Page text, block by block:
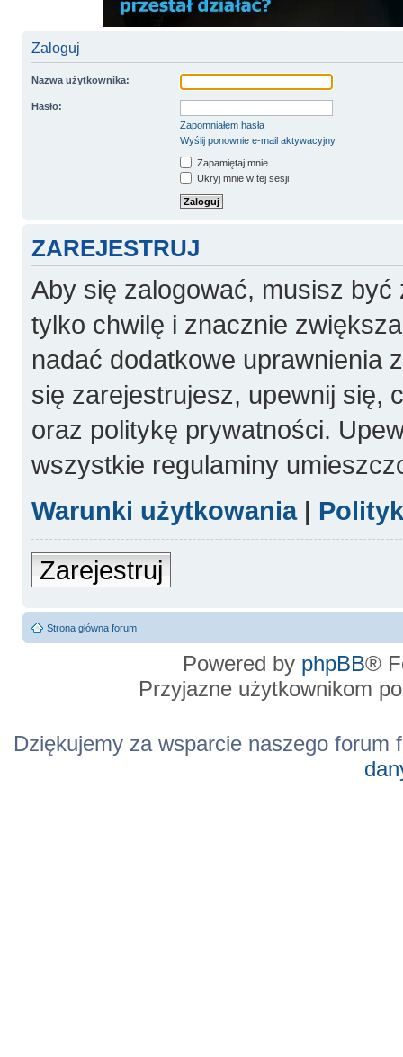
Zaloguj
Nazwa użytkownika:
Hasło:
Zapomniałem hasła
Wyślij ponownie e-mail aktywacyjny
Zapamiętaj mnie
Ukryj mnie w tej sesji
ZAREJESTRUJ
Aby się zalogować, musisz
tylko chwilę i znacznie
nadać dodatkowe uprawnienia
się zarejestrujesz, upewnij się,
oraz politykę prywatności.
wszystkie regulaminy
Warunki użytkowania|
Zarejestruj
Strona główna forum
Powered by phpBB®
Przyjazne użytkownikom
Dziękujemy za wsparcie naszego